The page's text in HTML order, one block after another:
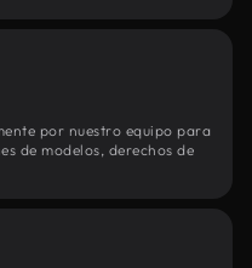
por nuestro equipo para
de modelos, derechos de